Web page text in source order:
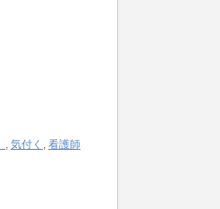
, 気付く , 看護師